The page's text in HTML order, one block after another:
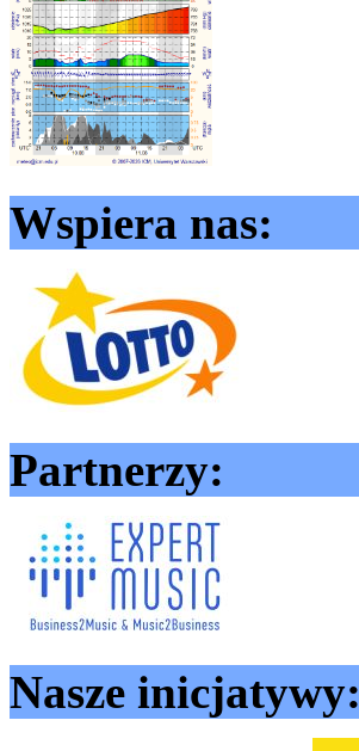
Wspiera nas:
Partnerzy:
Nasze inicjatywy: